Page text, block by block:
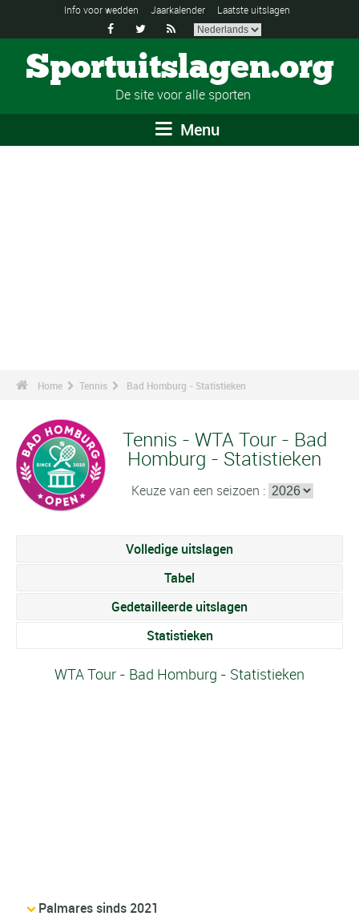
Info voor wedden Jaarkalender Laatste uitslagen
  
Sportuitslagen.org
De site voor alle sporten
Menu
Home Tennis Bad Homburg - Statistieken
Tennis - WTA Tour - Bad
Homburg - Statistieken
Keuze van een seizoen :
Volledige uitslagen
Tabel
Gedetailleerde uitslagen
Statistieken
WTA Tour - Bad Homburg - Statistieken
Palmares sinds 2021